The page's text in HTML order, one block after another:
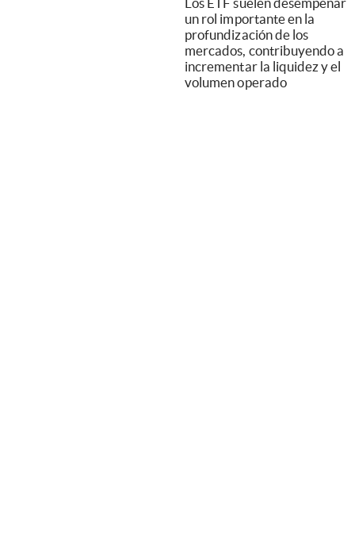
un rol importante en la
profundización de los
mercados, contribuyendo a
incrementar la liquidez y el
volumen operado